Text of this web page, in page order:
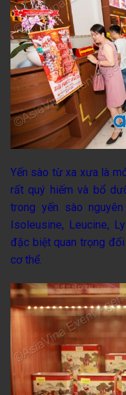
Yến sào từ xa xưa là
rất quý hiếm và bổ
trong yến sào
Isoleusine, Leucine,
đặc biệt quan trọng
cơ thể.